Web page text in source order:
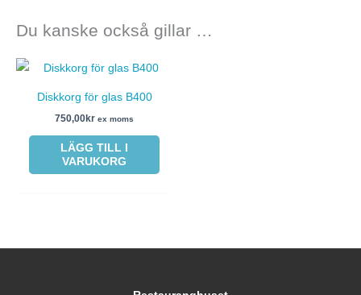
Du kanske också gillar …
Diskkorg för glas B400
750,00kr ex moms
LÄGG TILL I
VARUKORG